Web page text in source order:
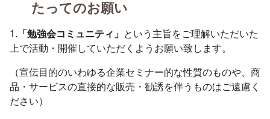
たってのお願い
1. 「勉強会コミュニティ」 という主旨をご理解いただいた
上で活動・開催していただくようお願い致します。
（宣伝目的のいわゆる企業セミナー的な性質のものや、商
品・サービスの直接的な販売・勧誘を伴うものはご遠慮く
ださい）